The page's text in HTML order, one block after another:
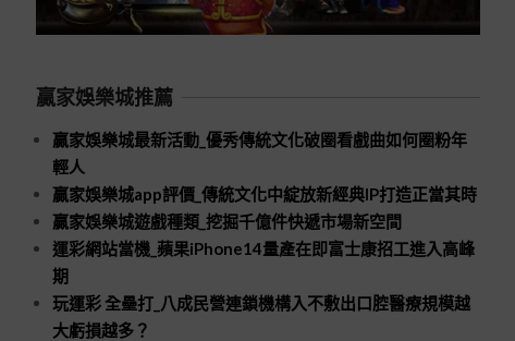
贏家娛樂城推薦
贏家娛樂城最新活動_優秀傳統文化破圈看戲曲如何圈粉年
輕人
贏家娛樂城app評價_傳統文化中綻放新經典IP打造正當其時
贏家娛樂城遊戲種類_挖掘千億件快遞市場新空間
運彩網站當機_蘋果iPhone14量產在即富士康招工進入高峰
期
玩運彩 全壘打_八成民營連鎖機構入不敷出口腔醫療規模越
大虧損越多？